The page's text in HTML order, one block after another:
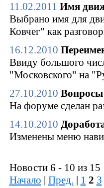
11.02.2011 Имя
Выбрано имя для
Ковчег" как
16.12.2010
Ввиду большого
"Московского" на
27.10.2010 Вопросы
На форуме сделан
14.10.2010
Изменены меню
Новости 6 - 10 из 15
Начало | Пред. | 1 2 3